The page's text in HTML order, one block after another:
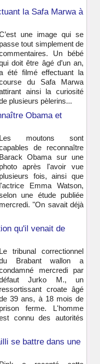
la Safa Marwa à
une image qui se
passe tout simplement de
Un bébé
doit être âgé d’un an,
été filmé effectuant la
du Safa Marwa
ainsi la curiosité
plusieurs pèlerins...
Obama et
Les moutons sont
de reconnaître
Barack Obama sur une
photo après l'avoir vue
plusieurs fois, ainsi que
l'actrice Emma Watson,
une étude publiée
mercredi. "On savait déjà
qu'il venait de
Le tribunal correctionnel
Brabant wallon a
mercredi par
Jurko M., un
ressortissant croate âgé
39 ans, à 18 mois de
prison ferme. L'homme
connu des autorités
se battre dans une